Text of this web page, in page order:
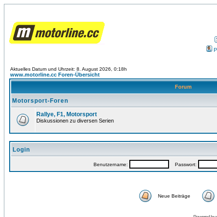
Aktuelles Datum und Uhrzeit: 8. August 2026, 0:18h
www.motorline.cc Foren-Übersicht
Forum
Motorsport-Foren
Rallye, F1, Motorsport
Diskussionen zu diversen Serien
Login
Benutzername: Passwort:
Neue Beiträge